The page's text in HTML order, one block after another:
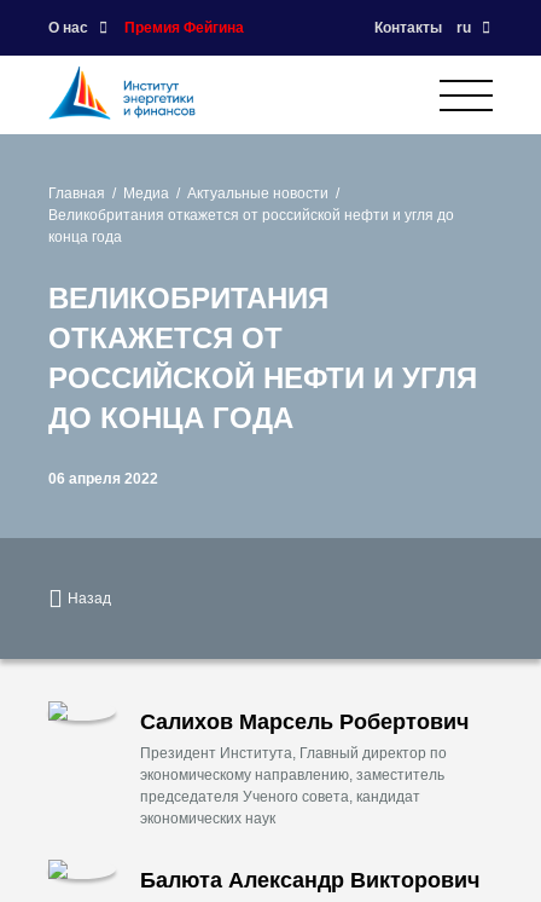
О нас Премия Фейгина Контакты ru
Главная Медиа
Актуальные новости
Великобритания откажется от российской нефти и угля до
конца года
ВЕЛИКОБРИТАНИЯ
ОТКАЖЕТСЯ ОТ
РОССИЙСКОЙ НЕФТИ И УГЛЯ
ДО КОНЦА ГОДА
06 апреля 2022
Назад
Салихов Марсель Робертович
Президент Института, Главный директор по
экономическому направлению, заместитель
председателя Ученого совета, кандидат
экономических наук
Балюта Александр Викторович